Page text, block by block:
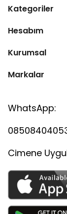
Kategoriler
Hesabım
Kurumsal
Markalar
WhatsApp:
Cimene